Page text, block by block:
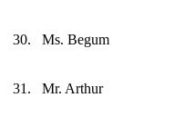
30. Ms. Begum
31. Mr. Arthur